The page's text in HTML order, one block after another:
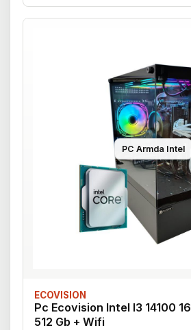
PC Armda Intel
ECOVISION
Pc Ecovision Intel I3 14100
512 Gb + Wifi